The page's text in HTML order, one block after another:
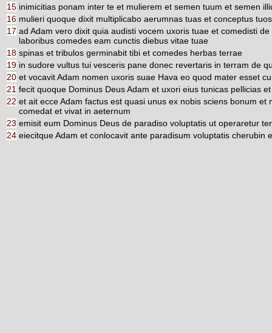
15 inimicitias ponam inter te et mulierem et semen tuum et semen
16 mulieri quoque dixit multiplicabo aerumnas tuas et conceptus
17 ad Adam vero dixit quia audisti vocem uxoris tuae et comedisti
laboribus comedes eam cunctis diebus vitae tuae
18 spinas et tribulos germinabit tibi et comedes herbas terrae
19 in sudore vultus tui vesceris pane donec revertaris in terram de
20 et vocavit Adam nomen uxoris suae Hava eo quod mater esset
21 fecit quoque Dominus Deus Adam et uxori eius tunicas pellicias
22 et ait ecce Adam factus est quasi unus ex nobis sciens bonum
comedat et vivat in aeternum
23 emisit eum Dominus Deus de paradiso voluptatis ut operaretur
24 eiecitque Adam et conlocavit ante paradisum voluptatis